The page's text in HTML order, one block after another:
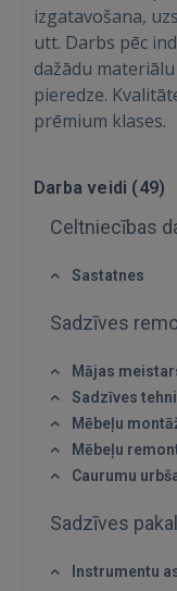
izgatavošana,
utt. Darbs pēc
dažādu
pieredze.
prēmium klases.
Darba veidi (49)
Celtniecības
Sastatnes
Sadzīves
Mājas
Sadzīves
Mēbeļu
Mēbeļu
Caurumu
Sadzīves
Instrumentu